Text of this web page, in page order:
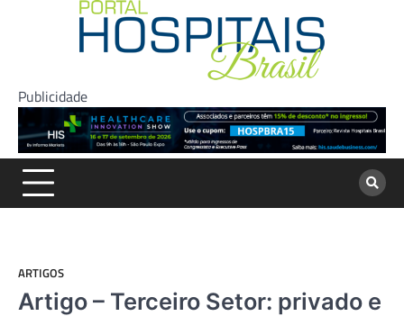
Publicidade
ARTIGOS
Artigo – Terceiro Setor: privado e